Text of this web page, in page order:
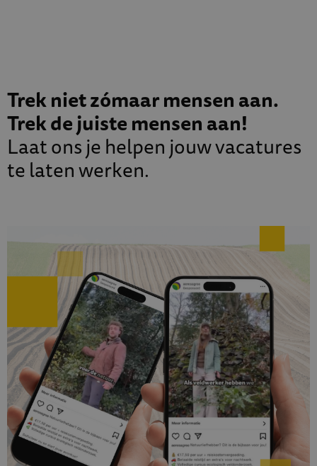
Trek niet zómaar mensen aan.
Trek de juiste mensen aan!
Laat ons je helpen jouw vacatures
te laten werken.